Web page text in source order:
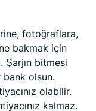
fotoğraflara,
bakmak için
Şarjın bitmesi
bank olsun.
olabilir.
kalmaz.